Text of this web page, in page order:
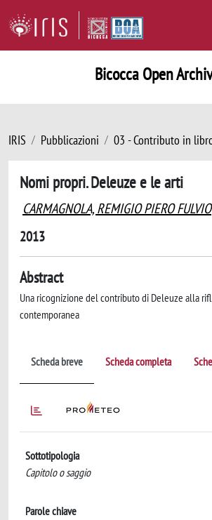
Bicocca Open
IRIS Pubblicazioni 03 - Contributo in
Nomi propri. Deleuze e le arti
CARMAGNOLA, REMIGIO PIERO FULVIO
2013
Abstract
Una ricognizione del contributo di Deleuze alla
contemporanea
Scheda breve Scheda completa
Sottotipologia
Capitolo o saggio
Parole chiave